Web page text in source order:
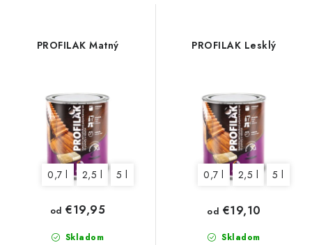
PROFILAK Matný
0,7 l 2,5 l 5 l
Skladom
od €19,95
PROFILAK Lesklý
0,7 l 2,5 l 5 l
Skladom
od €19,10